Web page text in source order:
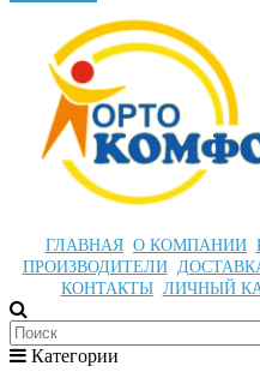
ГЛАВНАЯ О КОМПАНИИ
ПРОИЗВОДИТЕЛИ
КОНТАКТЫ ЛИЧНЫЙ
Категории